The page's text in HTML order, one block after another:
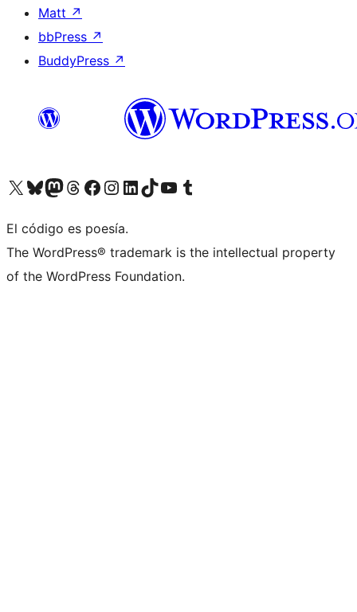
Matt ↗
bbPress ↗
BuddyPress ↗
Visita nuestra cuenta de X (anteriormente Twitter)
Visita nuestra cuenta de Bluesky
Visita nuestra cuenta de Mastodon
Visita nuestra cuenta de Threads
Visita nuestra página de Facebook
Visita nuestra cuenta de Instagram
Visita nuestra cuenta de LinkedIn
Visita nuestra cuenta de TikTok
Visita nuestro canal de YouTube
Visita nuestra cuenta de Tumblr
El código es poesía.
The WordPress® trademark is the intellectual property
of the WordPress Foundation.